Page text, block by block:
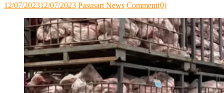
Posted
12/07/202312/07/2023 Author
Pasusart News Comment(0)